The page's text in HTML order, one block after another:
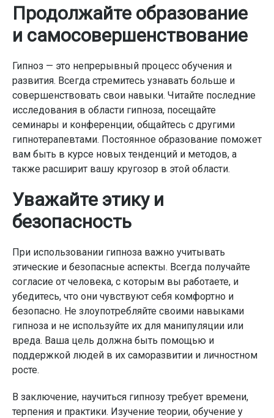
Продолжайте образование
и самосовершенствование
Гипноз — это непрерывный процесс обучения и
развития. Всегда стремитесь узнавать больше и
совершенствовать свои навыки. Читайте последние
исследования в области гипноза, посещайте
семинары и конференции, общайтесь с другими
гипнотерапевтами. Постоянное образование поможет
вам быть в курсе новых тенденций и методов, а
также расширит вашу кругозор в этой области.
Уважайте этику и
безопасность
При использовании гипноза важно учитывать
этические и безопасные аспекты. Всегда получайте
согласие от человека, с которым вы работаете, и
убедитесь, что они чувствуют себя комфортно и
безопасно. Не злоупотребляйте своими навыками
гипноза и не используйте их для манипуляции или
вреда. Ваша цель должна быть помощью и
поддержкой людей в их саморазвитии и личностном
росте.
В заключение, научиться гипнозу требует времени,
терпения и практики. Изучение теории, обучение у